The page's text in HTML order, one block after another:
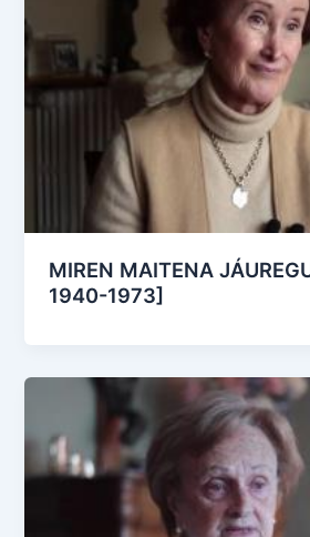
MIREN MAITENA
1940-1973]